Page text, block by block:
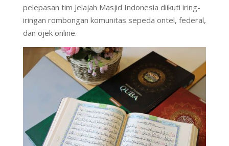
pelepasan tim Jelajah Masjid Indonesia diikuti iring-
iringan rombongan komunitas sepeda ontel, federal,
dan ojek online.